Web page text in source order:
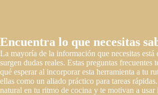
Encuentra lo que necesitas
La mayoría de la información que necesitas
surgen dudas reales. Estas preguntas
qué esperar al incorporar esta herramienta a tu
ellas como un aliado práctico para tareas
natural en tu ritmo de cocina y te motivan a